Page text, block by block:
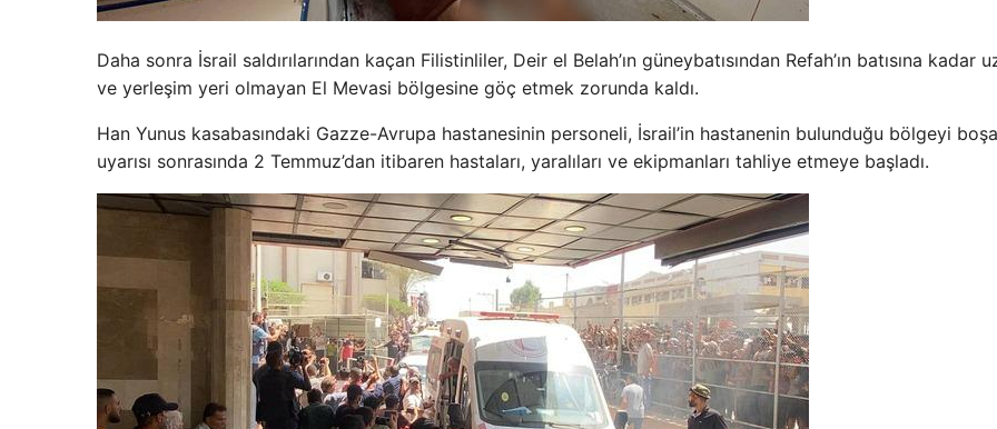
Daha sonra İsrail saldırılarından kaçan Filistinliler, Deir el Belah’ın güneybatısından Refah’ın batısına kadar
ve yerleşim yeri olmayan El Mevasi bölgesine göç etmek zorunda kaldı.
Han Yunus kasabasındaki Gazze-Avrupa hastanesinin personeli, İsrail’in hastanenin bulunduğu bölgeyi
uyarısı sonrasında 2 Temmuz’dan itibaren hastaları, yaralıları ve ekipmanları tahliye etmeye başladı.